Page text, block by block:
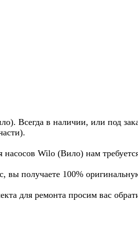
Всегда в наличии, или под
Wilo (Вило) нам
вы получаете 100%
для ремонта просим вас